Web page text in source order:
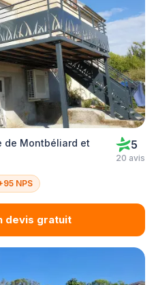
de Montbéliard et
5
20 avis
NPS
devis gratuit